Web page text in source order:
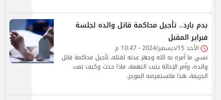
بدم بارد.. تأجيل محاكمة قاتل والده لجلسة
فبراير المقبل
الأحد 15/ديسمبر/2024 - 10:47 م
نسي ما أمره به الله وجهز عدته لقتله، تأجيل محاكمة قاتل
والده، وأمر الإحالة يثبت التهمة، ماذا حدث وكيف تمت
الجريمة، هذا ماتستعرضه الموجز.